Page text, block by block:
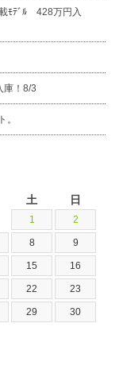
載ﾓﾃﾞﾙ 428万円入
庫！8/3
。
土 日
1 2
8 9
15 16
22 23
29 30